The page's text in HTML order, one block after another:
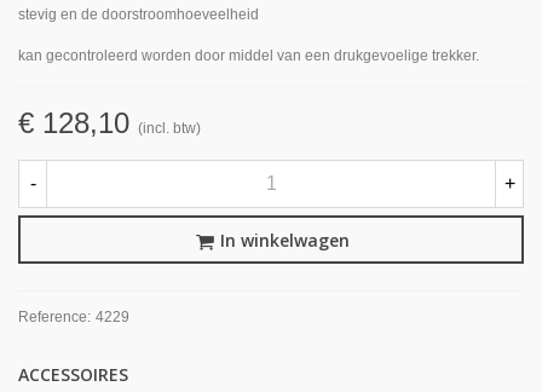
stevig en de doorstroomhoeveelheid
kan gecontroleerd worden door middel van een drukgevoelige trekker.
€ 128,10 (incl. btw)
- +
In winkelwagen
Reference: 4229
ACCESSOIRES